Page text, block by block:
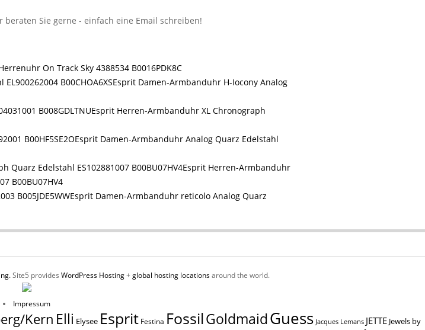
On Track Sky 4388534 B0016PDK8C
Esprit Damen-Armbanduhr H-Iocony Analog
Esprit Herren-Armbanduhr XL Chronograph
Esprit Damen-Armbanduhr Analog Quarz Edelstahl
Esprit Herren-Armbanduhr
B00BU07HV4
Esprit Damen-Armbanduhr reticolo Analog Quarz
Site5 provides WordPress Hosting+global hosting locationsaround the world.
Impressum
Kern Elli Elysee Esprit Festina FossilGoldmaidGuess Jacques Lemans JETTE Jewels by